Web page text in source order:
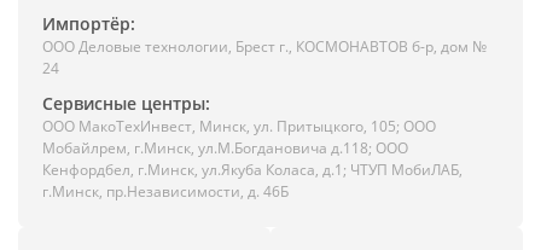
Импортёр:
ООО Деловые технологии, Брест г., КОСМОНАВТОВ б-р, дом №
24
Сервисные центры:
ООО МакоТехИнвест, Минск, ул. Притыцкого, 105; ООО
Мобайлрем, г.Минск, ул.М.Богдановича д.118; ООО
Кенфордбел, г.Минск, ул.Якуба Коласа, д.1; ЧТУП МобиЛАБ,
г.Минск, пр.Независимости, д. 46Б